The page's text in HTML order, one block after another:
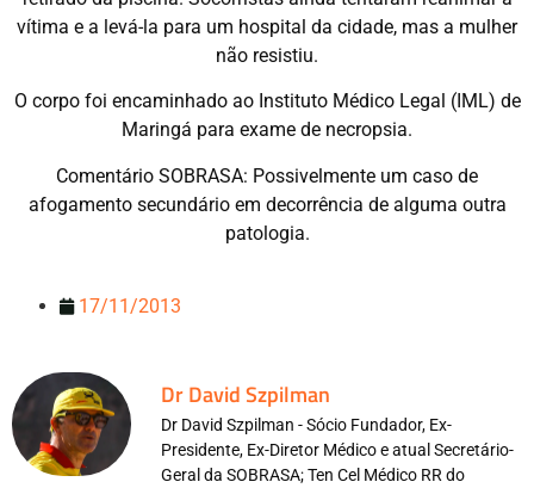
vítima e a levá-la para um hospital da cidade, mas a mulher
não resistiu.
O corpo foi encaminhado ao Instituto Médico Legal (IML) de
Maringá para exame de necropsia.
Comentário SOBRASA: Possivelmente um caso de
afogamento secundário em decorrência de alguma outra
patologia.
17/11/2013
Dr David Szpilman
Dr David Szpilman - Sócio Fundador, Ex-
Presidente, Ex-Diretor Médico e atual Secretário-
Geral da SOBRASA; Ten Cel Médico RR do